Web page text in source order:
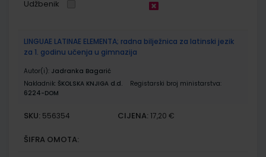
Udžbenik
LINGUAE LATINAE ELEMENTA; radna bilježnica za latinski jezik
za 1. godinu učenja u gimnazija
Autor(i): Jadranka Bagarić
Nakladnik: ŠKOLSKA KNJIGA d.d.
Registarski broj ministarstva:
6224-DOM
SKU: 556354 CIJENA: 17,20 €
ŠIFRA OMOTA: